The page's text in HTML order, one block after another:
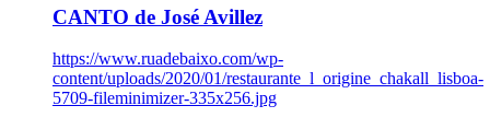
CANTO de José Avillez
https://www.ruadebaixo.com/wp-
content/uploads/2020/01/restaurante_l_origine_chakall_lisboa-
5709-fileminimizer-335x256.jpg